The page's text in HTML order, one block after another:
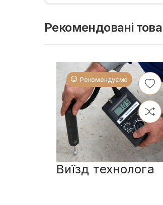
Рекомендовані
Рекомендуємо
Виїзд технолога